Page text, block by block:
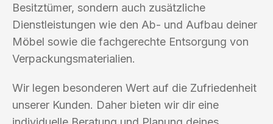
Besitztümer, sondern auch zusätzliche
Dienstleistungen wie den Ab- und Aufbau deiner
Möbel sowie die fachgerechte Entsorgung von
Verpackungsmaterialien.
Wir legen besonderen Wert auf die Zufriedenheit
unserer Kunden. Daher bieten wir dir eine